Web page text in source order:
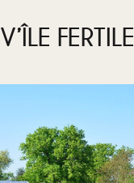
V’ÎLE FERTILE